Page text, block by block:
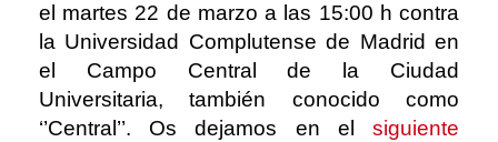
el martes 22 de marzo a las 15:00 h contra
la Universidad Complutense de Madrid en
el Campo Central de la Ciudad
Universitaria, también conocido como
‘’Central’’. Os dejamos en el siguiente